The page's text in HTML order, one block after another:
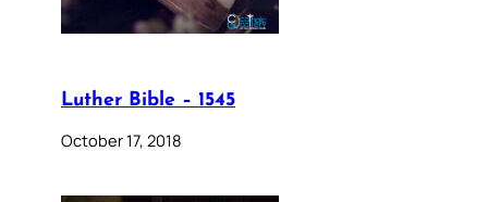
Luther Bible – 1545
October 17, 2018